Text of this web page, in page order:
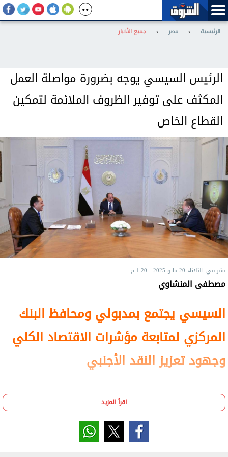
الرئيسية › مصر › جميع الأخبار
الرئيس السيسي يوجه بضرورة مواصلة العمل
المكثف على توفير الظروف الملائمة لتمكين
القطاع الخاص
نشر في: الثلاثاء 20 مايو 2025 - 1:20 م
مصطفى المنشاوي
السيسي يجتمع بمدبولي ومحافظ البنك
المركزي لمتابعة مؤشرات الاقتصاد الكلي
وجهود تعزيز النقد الأجنبي
اجتمع الرئيس عبد الفتاح السيسي، مع الدكتور
مصطفى مدبولي رئيس مجلس الوزراء، وحسن عبد
الله محافظ البنك المركزي.
اقرأ المزيد